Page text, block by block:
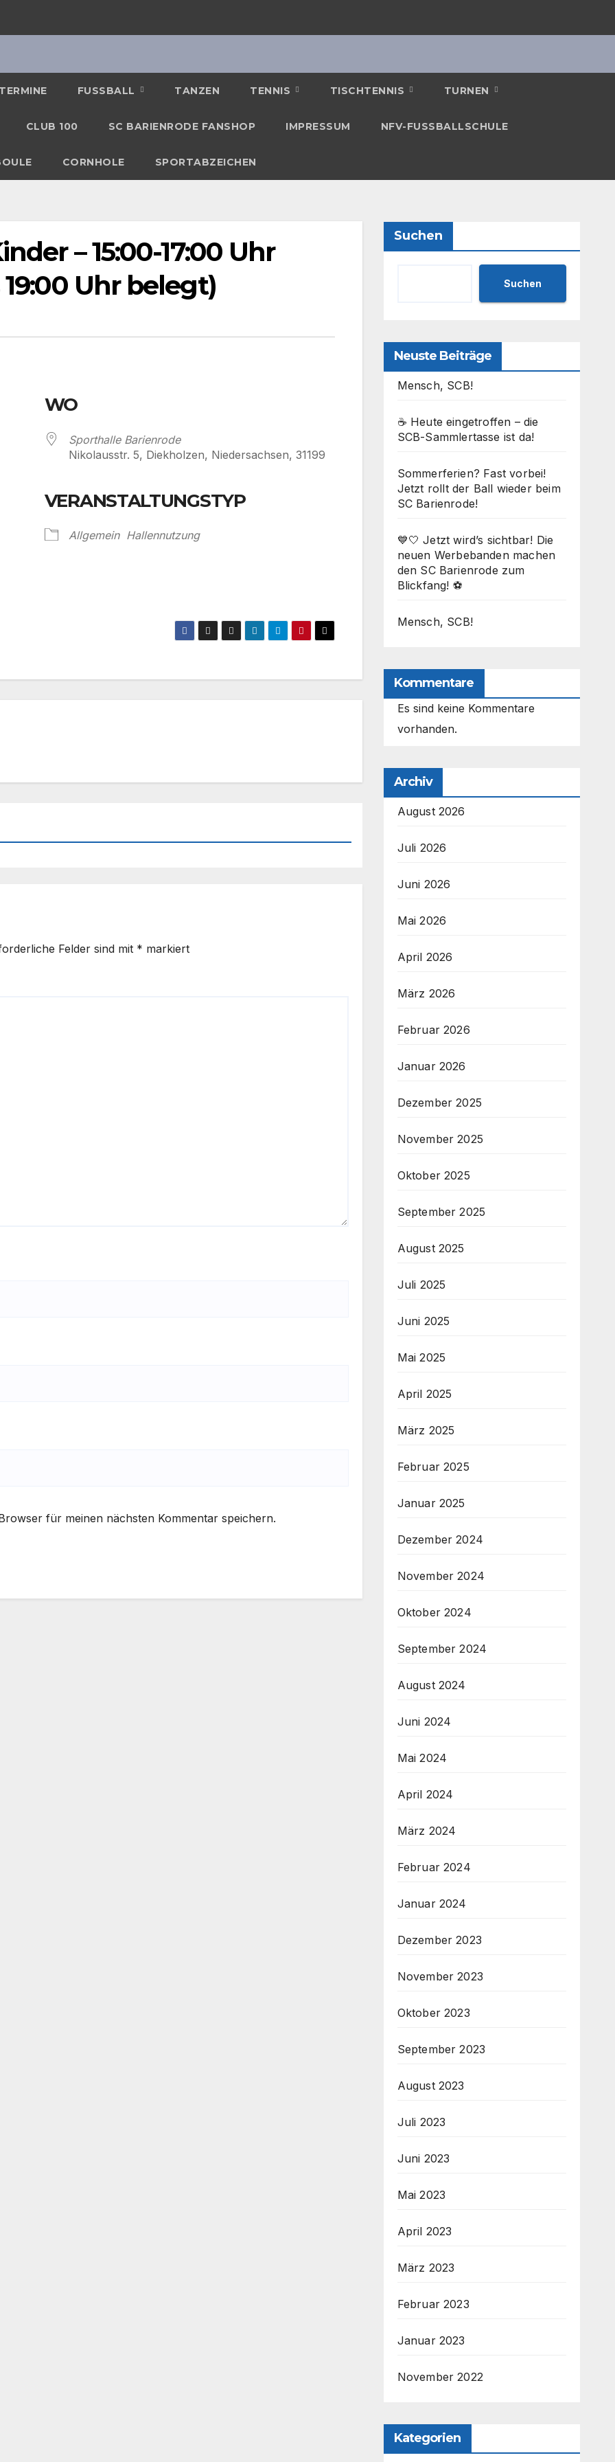
TERMINE FUSSBALL TANZEN TENNIS TISCHTENNIS TURNEN
CLUB 100 SC BARIENRODE FANSHOP IMPRESSUM NFV-FUSSBALLSCHULE
CORNHOLE SPORTABZEICHEN
– 15:00-17:00 Uhr
Uhr belegt)
WO
Sporthalle Barienrode
Nikolausstr. 5, Diekholzen, Niedersachsen, 31199
VERANSTALTUNGSTYP
Allgemein Hallennutzung
Felder sind mit * markiert
für meinen nächsten Kommentar speichern.
Suchen
Suchen
Neuste Beiträge
Mensch, SCB!
☕ Heute eingetroffen – die
SCB-Sammlertasse ist da!
Sommerferien? Fast vorbei!
Jetzt rollt der Ball wieder beim
SC Barienrode!
💙🤍 Jetzt wird’s sichtbar! Die
neuen Werbebanden machen
den SC Barienrode zum
Blickfang! ⚽
Mensch, SCB!
Kommentare
Es sind keine Kommentare
vorhanden.
Archiv
August 2026
Juli 2026
Juni 2026
Mai 2026
April 2026
März 2026
Februar 2026
Januar 2026
Dezember 2025
November 2025
Oktober 2025
September 2025
August 2025
Juli 2025
Juni 2025
Mai 2025
April 2025
März 2025
Februar 2025
Januar 2025
Dezember 2024
November 2024
Oktober 2024
September 2024
August 2024
Juni 2024
Mai 2024
April 2024
März 2024
Februar 2024
Januar 2024
Dezember 2023
November 2023
Oktober 2023
September 2023
August 2023
Juli 2023
Juni 2023
Mai 2023
April 2023
März 2023
Februar 2023
Januar 2023
November 2022
Kategorien